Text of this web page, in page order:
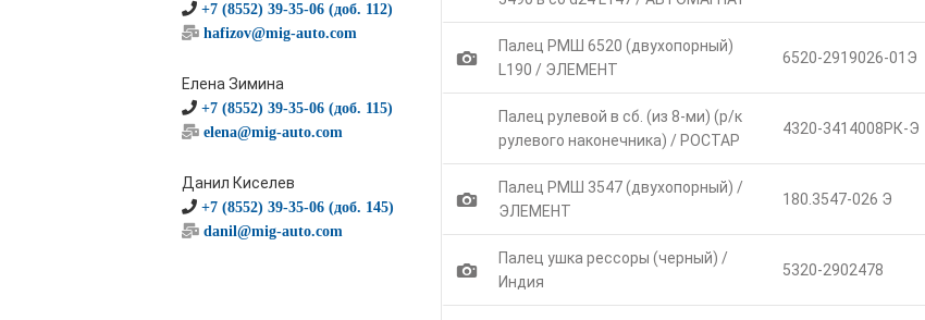
+7 (8552) 39-35-06 (доб. 112)
hafizov@mig-auto.com
Елена Зимина
+7 (8552) 39-35-06 (доб. 115)
elena@mig-auto.com
Данил Киселев
+7 (8552) 39-35-06 (доб. 145)
danil@mig-auto.com
1
Палец РМШ 6520 (двухопорный)
L190 / ЭЛЕМЕНТ
6520-2919026-01Э
Палец рулевой в сб. (из 8-ми) (р/к
рулевого наконечника) / РОСТАР
4320-3414008РК-Э
1
Палец РМШ 3547 (двухопорный) /
ЭЛЕМЕНТ
180.3547-026 Э
1
Палец ушка рессоры (черный) /
Индия
5320-2902478